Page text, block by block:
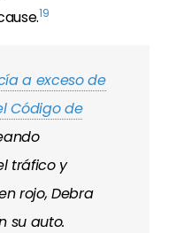
19
a exceso de
Código de
tráfico y
rojo, Debra
su auto.